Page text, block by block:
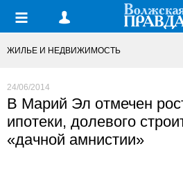
ЖИЛЬЕ И НЕДВИЖИМОСТЬ
24/06/2014
В Марий Эл отмечен
ипотеки, долевого
«дачной амнистии»